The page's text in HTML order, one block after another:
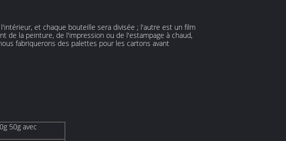
et chaque bouteille sera divisée ; l'autre est un film
de la peinture, de l'impression ou de l'estampage à chaud,
fabriquerons des palettes pour les cartons avant
50g avec